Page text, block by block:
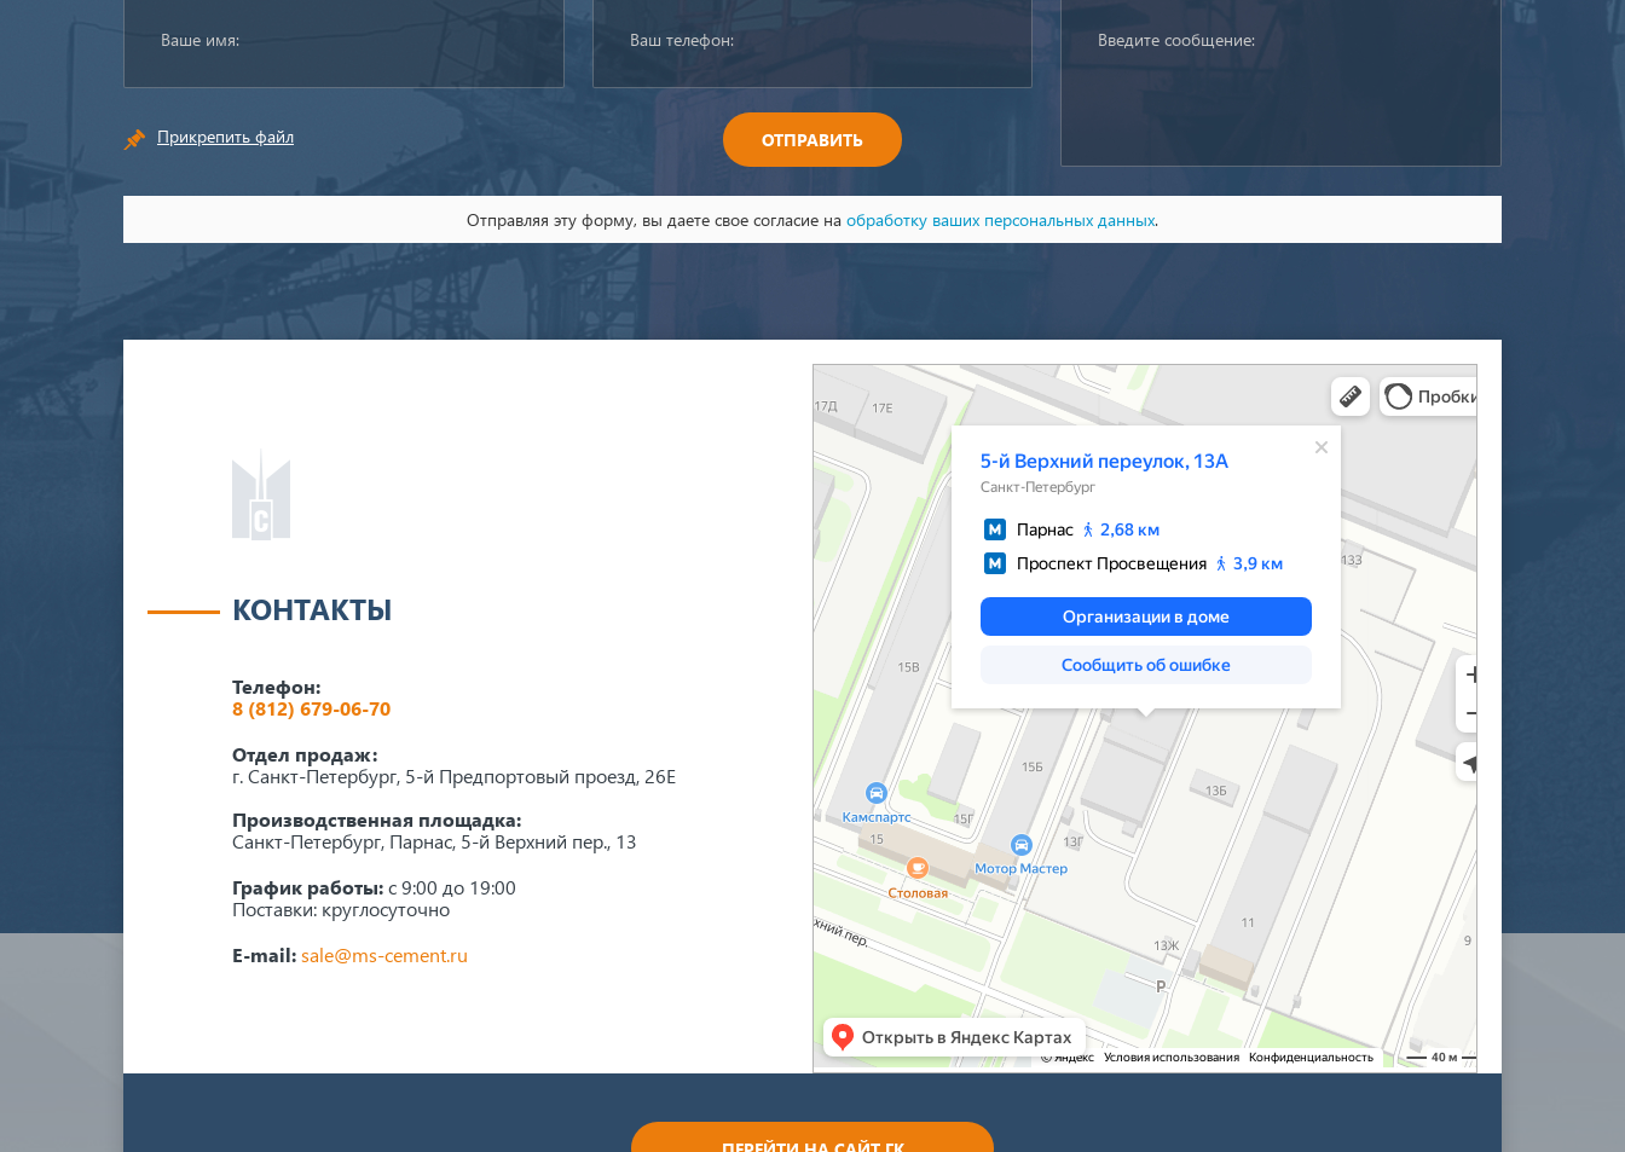
Прикрепить файл ОТПРАВИТЬ
Отправляя эту форму, вы даете свое согласие на обработку ваших персональных данных.
КОНТАКТЫ
Телефон:
8 (812) 679-06-70
Отдел продаж:
г. Санкт-Петербург, 5-й Предпортовый проезд, 26Е
Производственная площадка:
Санкт-Петербург, Парнас, 5-й Верхний пер., 13
График работы:с 9:00 до 19:00
Поставки: круглосуточно
E-mail:sale@ms-cement.ru
Санкт‑Петербург
5-й Верхний переулок, 13А на карте Санкт‑Петербурга — Яндекс Карты